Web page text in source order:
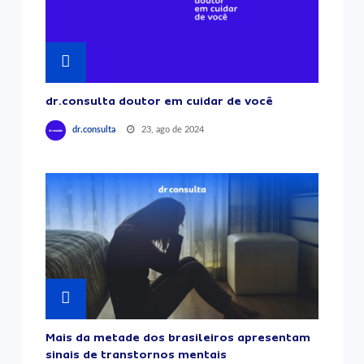
dr.consulta doutor em cuidar de você
dr.consulta 23, ago de 2024
Mais da metade dos brasileiros apresentam
sinais de transtornos mentais